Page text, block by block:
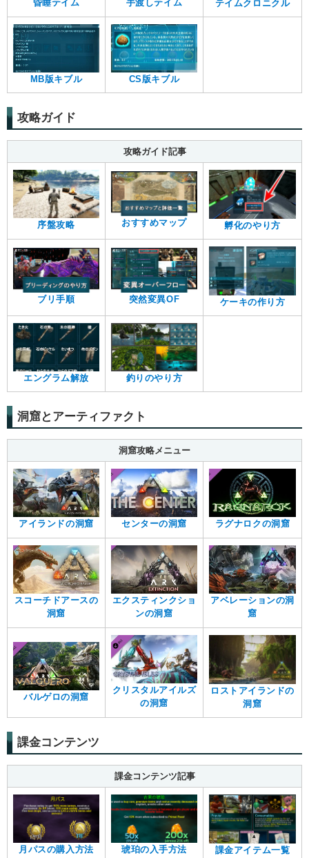
昏睡テイム 手渡しテイム テイムクロニクル
MB版キブル CS版キブル
攻略ガイド
攻略ガイド記事
序盤攻略 おすすめマップ 孵化のやり方
ブリ手順 突然変異OF ケーキの作り方
エングラム解放 釣りのやり方
洞窟とアーティファクト
洞窟攻略メニュー
アイランドの洞窟 センターの洞窟 ラグナロクの洞窟
スコーチドアースの
洞窟
エクスティンクショ
ンの洞窟
アベレーションの洞
窟
バルゲロの洞窟
クリスタルアイルズ
の洞窟
ロストアイランドの
洞窟
課金コンテンツ
課金コンテンツ記事
月パスの購入方法 琥珀の入手方法 課金アイテム一覧